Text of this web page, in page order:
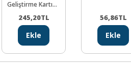
Geliştirme Kartı
(CH340)
245,20TL
Ekle
56,86TL
Ekle